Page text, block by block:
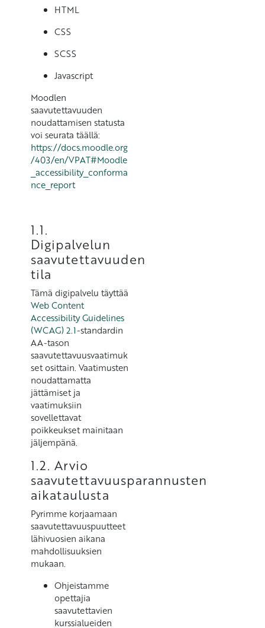
HTML
CSS
SCSS
Javascript
Moodlen
saavutettavuuden
noudattamisen statusta
voi seurata täällä:
https://docs.moodle.org
/403/en/VPAT#Moodle
_accessibility_conforma
nce_report
1.1.
Digipalvelun
saavutettavuuden
tila
Tämä digipalvelu täyttää
Web Content
Accessibility Guidelines
(WCAG) 2.1-standardin
AA-tason
saavutettavuusvaatimuk
set osittain. Vaatimusten
noudattamatta
jättämiset ja
vaatimuksiin
sovellettavat
poikkeukset mainitaan
jäljempänä.
1.2. Arvio
saavutettavuusparannusten
aikataulusta
Pyrimme korjaamaan
saavutettavuuspuutteet
lähivuosien aikana
mahdollisuuksien
mukaan.
Ohjeistamme
opettajia
saavutettavien
kurssialueiden